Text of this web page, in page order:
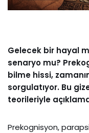
Gelecek bir hayal
senaryo mu?
bilme hissi,
sorgulatıyor. Bu
teorileriyle
Prekognisyon,